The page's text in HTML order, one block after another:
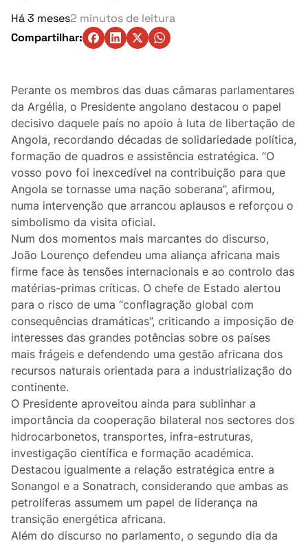
Denúncia
Eventos
Indústria
Auto
Agricultura
Vozes Pontuais
Lifestyle
Casa
Fama
Figuras
Orgulho ou Vergonha?
Vox Populi
Reportagem
Ensino Superior
Redes Sociais
Há 3 meses2 minutos de leitura
Compartilhar:
Perante os membros das duas câmaras parlamentares
da Argélia, o Presidente angolano destacou o papel
decisivo daquele país no apoio à luta de libertação de
Angola, recordando décadas de solidariedade política,
formação de quadros e assistência estratégica. “O
vosso povo foi inexcedível na contribuição para que
Angola se tornasse uma nação soberana”, afirmou,
numa intervenção que arrancou aplausos e reforçou o
simbolismo da visita oficial.
Num dos momentos mais marcantes do discurso,
João Lourenço defendeu uma aliança africana mais
firme face às tensões internacionais e ao controlo das
matérias-primas críticas. O chefe de Estado alertou
para o risco de uma “conflagração global com
consequências dramáticas”, criticando a imposição de
interesses das grandes potências sobre os países
mais frágeis e defendendo uma gestão africana dos
recursos naturais orientada para a industrialização do
continente.
O Presidente aproveitou ainda para sublinhar a
importância da cooperação bilateral nos sectores dos
hidrocarbonetos, transportes, infra-estruturas,
investigação científica e formação académica.
Destacou igualmente a relação estratégica entre a
Sonangol e a Sonatrach, considerando que ambas as
petrolíferas assumem um papel de liderança na
transição energética africana.
Além do discurso no parlamento, o segundo dia da